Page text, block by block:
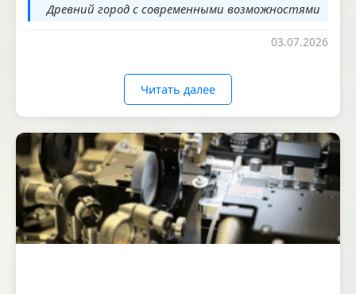
Древний город с современными возможностями
03.07.2026
Читать далее